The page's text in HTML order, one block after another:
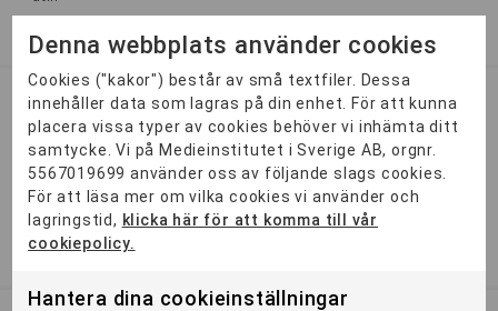
Digital Content Designer
Öppen
Digital Content Designer är en etablerad YH-utbildning som
kombinerar kreativ design med modern teknik. Här lär du
dig s...
2 ÅR STOCKHOLM
Denna webbplats använder cookies
Cookies ("kakor") består av små textfiler. Dessa
innehåller data som lagras på din enhet. För att kunna
placera vissa typer av cookies behöver vi inhämta ditt
samtycke. Vi på Medieinstitutet i Sverige AB, orgnr.
5567019699 använder oss av följande slags cookies.
För att läsa mer om vilka cookies vi använder och
lagringstid, klicka här för att komma till vår
cookiepolicy.
Hantera dina cookieinställningar